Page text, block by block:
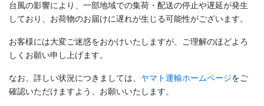
台風の影響により、一部地域での集荷・配送の停止や遅延が発生
しており、お荷物のお届けに遅れが生じる可能性がございます。
お客様には大変ご迷惑をおかけいたしますが、ご理解のほどよろ
しくお願い申し上げます。
なお、詳しい状況につきましては、 ヤマト運輸ホームページをご
確認いただけますよう、お願いいたします。